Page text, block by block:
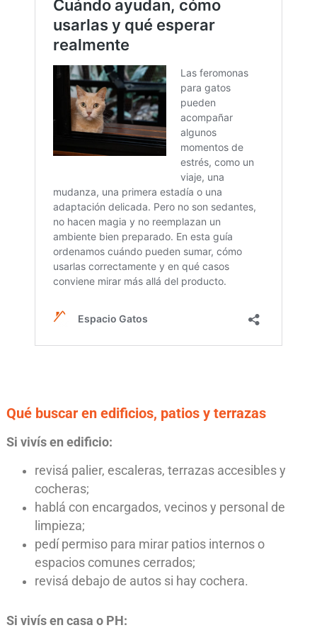
Qué buscar en edificios, patios y terrazas
Si vivís en edificio:
revisá palier, escaleras, terrazas accesibles y
cocheras;
hablá con encargados, vecinos y personal de
limpieza;
pedí permiso para mirar patios internos o
espacios comunes cerrados;
revisá debajo de autos si hay cochera.
Si vivís en casa o PH: